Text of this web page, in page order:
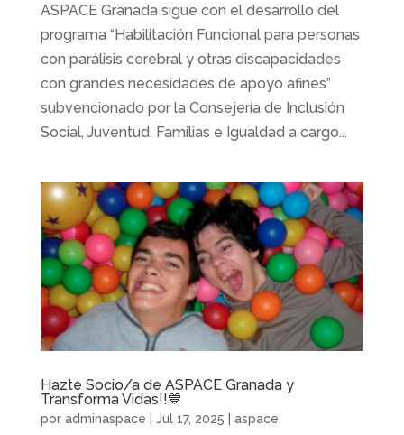
ASPACE Granada sigue con el desarrollo del
programa “Habilitación Funcional para personas
con parálisis cerebral y otras discapacidades
con grandes necesidades de apoyo afines”
subvencionado por la Consejería de Inclusión
Social, Juventud, Familias e Igualdad a cargo...
Hazte Socio/a de ASPACE Granada y
Transforma Vidas!!💙
por adminaspace Jul 17, 2025 aspace